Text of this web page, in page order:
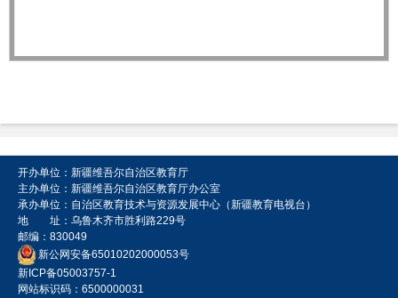
开办单位：新疆维吾尔自治区教育厅
主办单位：新疆维吾尔自治区教育厅办公室
承办单位：自治区教育技术与资源发展中心（新疆教育电视台）
地 址：乌鲁木齐市胜利路229号
邮编：830049
新公网安备65010202000053号
新ICP备05003757-1
网站标识码：6500000031